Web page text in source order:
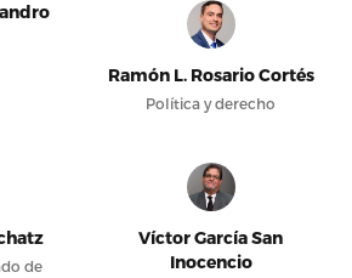
Ramón L. Rosario Cortés
Política y derecho
de
Víctor García San
Inocencio